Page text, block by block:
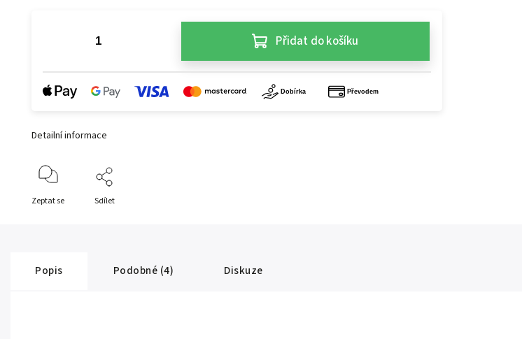
Přidat do košíku
Detailní informace
Zeptat se Sdílet
Popis Podobné (4) Diskuze